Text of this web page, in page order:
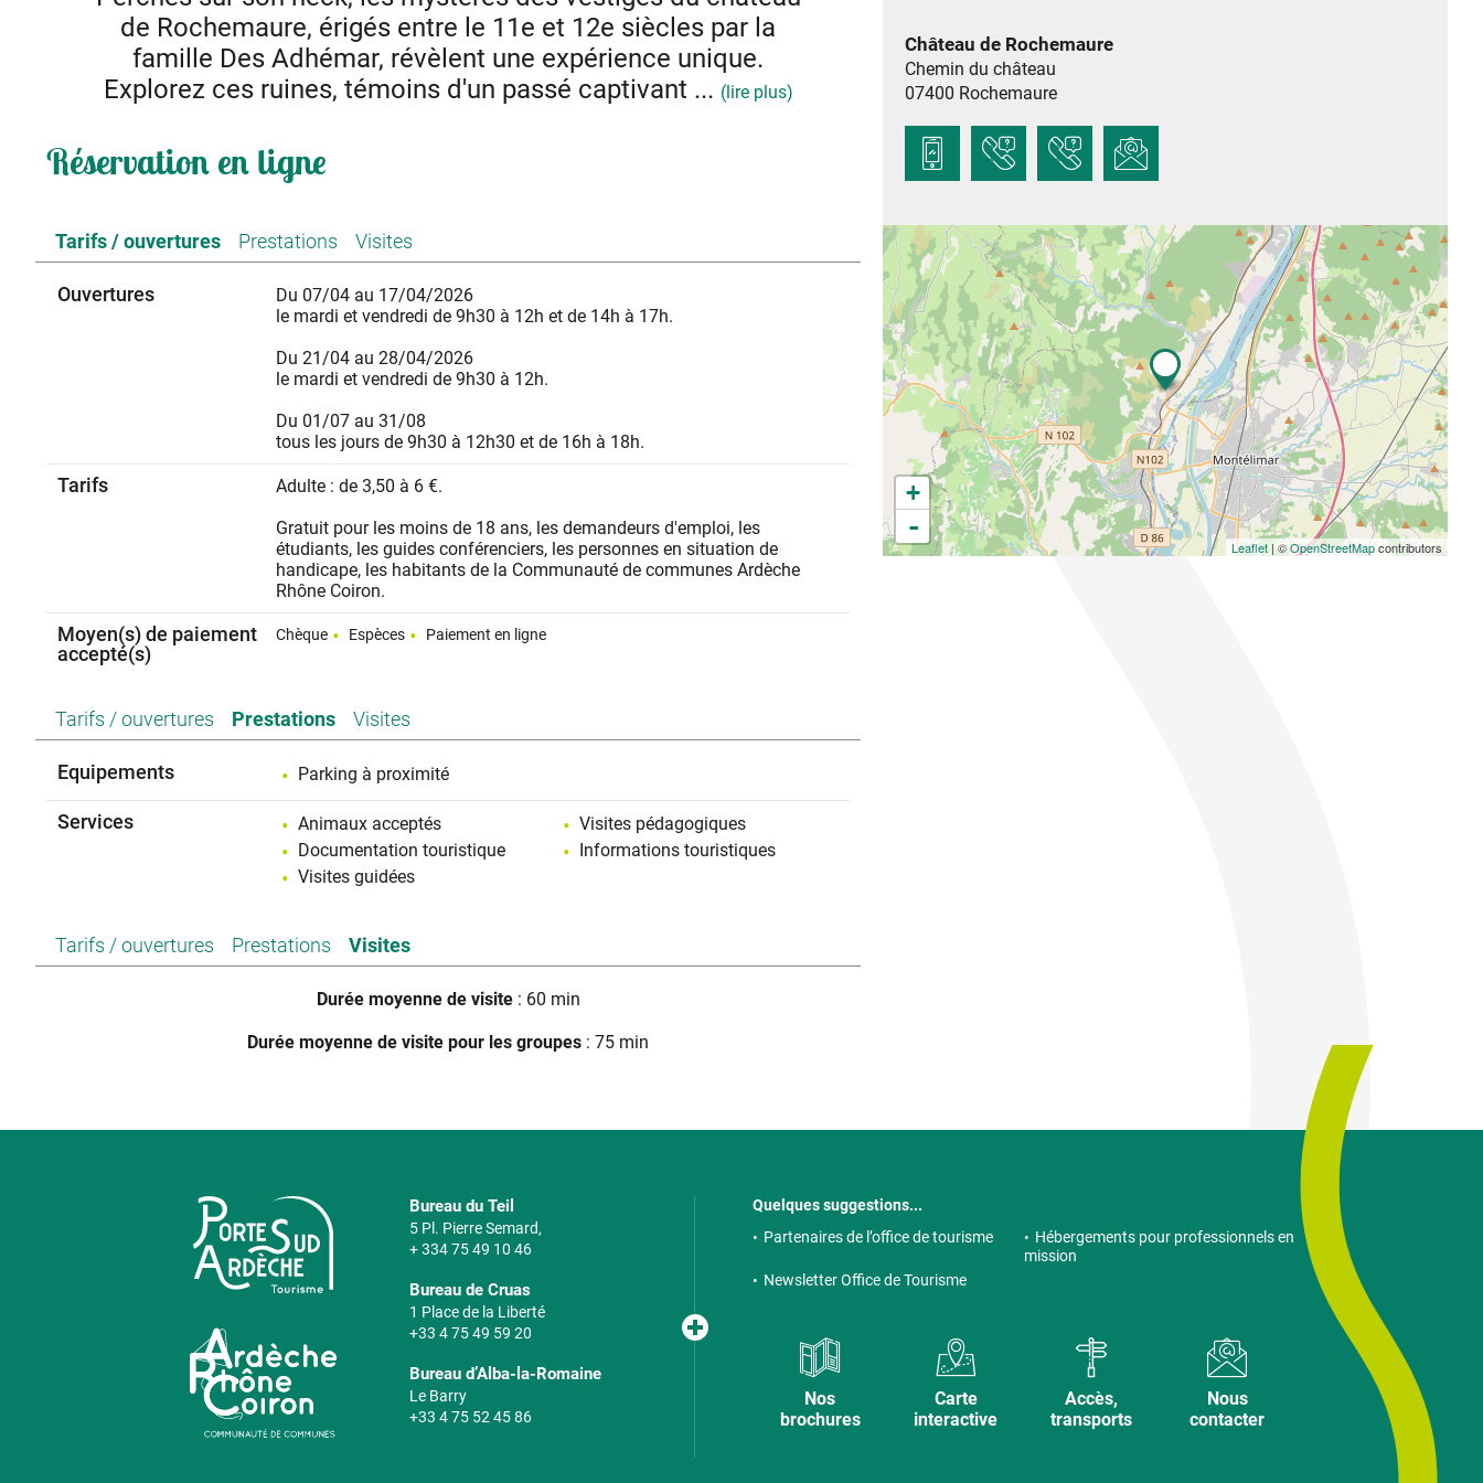
de Rochemaure, érigés entre le 11e et 12e siècles par la
famille Des Adhémar, révèlent une expérience unique.
Explorez ces ruines, témoins d'un passé captivant ... (lire plus)
Par son imposant donjon dominant la vallée du Rhône, les vestiges du château de Rochemaure n’en
finissent pas de fasciner petits et grands. Construit pour contrôler le passage des marchandises sur le
fleuve, il est aussi un véritable complexe architectural caractéristique des châteaux du 12e siècle. Les
bourg, datent de l'époque médiévale.
Entre le plateau du Coiron fournissant le basalte et les carrières de calcaire à Cruas, tout était réuni pour
Ils offrent par ailleurs, une vue splendide sur le Rhône et les paysages volcaniques.
Entre ombre et lumière, contemplez la vue envoûtante sur la vallée du Rhône, tout en découvrant les
vestiges, créant une immersion dans le passé médiévale de Rochemaure.
Plongez dans les combats médiévaux chaque mardi en juillet et août.
Réservation en ligne
Tarifs / ouvertures Prestations Visites
Ouvertures
Du 07/04 au 17/04/2026
le mardi et vendredi de 9h30 à 12h et de 14h à 17h.
Du 21/04 au 28/04/2026
le mardi et vendredi de 9h30 à 12h.
Du 01/07 au 31/08
tous les jours de 9h30 à 12h30 et de 16h à 18h.
Tarifs
Adulte : de 3,50 à 6 €.
Gratuit pour les moins de 18 ans, les demandeurs d'emploi, les
étudiants, les guides conférenciers, les personnes en situation de
handicape, les habitants de la Communauté de communes Ardèche
Rhône Coiron.
Moyen(s) de paiement
accepté(s)
Chèque Espèces Paiement en ligne
Tarifs / ouvertures Prestations Visites
Equipements Parking à proximité
Services Animaux acceptés
Visites pédagogiques
Documentation touristique
Informations touristiques
Visites guidées
Tarifs / ouvertures Prestations Visites
Durée moyenne de visite: 60 min
Durée moyenne de visite pour les groupes : 75 min
Château de Rochemaure
Chemin du château
07400 Rochemaure
+
-
Leaflet | ©OpenStreetMapcontributors
Bureau du Teil
5 Pl. Pierre Semard,
+ 334 75 49 10 46
Bureau de Cruas
1 Place de la Liberté
+33 4 75 49 59 20
Bureau d’Alba-la-Romaine
Le Barry
+33 4 75 52 45 86
Quelques suggestions...
Partenaires de l’office de tourisme
Hébergements pour professionnels en
mission
Newsletter Office de Tourisme
Nos
brochures
Carte
interactive
Accès,
transports
Nous
contacter